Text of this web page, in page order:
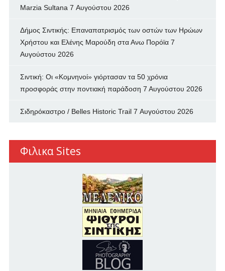
Marzia Sultana 7 Αυγούστου 2026
Δήμος Σιντικής: Επαναπατρισμός των oστών των Ηρώων
Χρήστου και Ελένης Μαρούδη στα Ανω Πορόϊα 7
Αυγούστου 2026
Σιντική: Οι «Κομνηνοί» γιόρτασαν τα 50 χρόνια
προσφοράς στην ποντιακή παράδοση 7 Αυγούστου 2026
Σιδηρόκαστρο / Belles Historic Trail 7 Αυγούστου 2026
Φιλικα Sites